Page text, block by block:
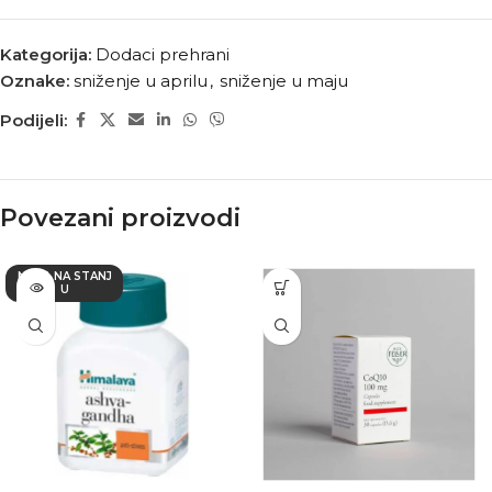
Kategorija: Dodaci prehrani
Oznake: sniženje u aprilu , sniženje u maju
Podijeli:
Povezani proizvodi
NEMA NA STANJ
U